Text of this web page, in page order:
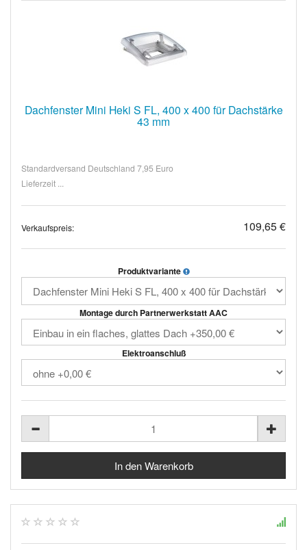
Dachfenster Mini Heki S FL, 400 x 400 für Dachstärke
43 mm
Standardversand Deutschland 7,95 Euro
Lieferzeit ...
Verkaufspreis: 109,65 €
Produktvariante
Montage durch Partnerwerkstatt AAC
Elektroanschluß